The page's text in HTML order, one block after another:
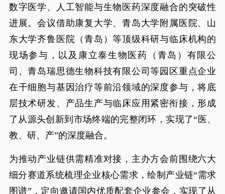
数字医学、人工智能与生物医药深度融合的突破性
进展。会议借助康复大学、青岛大学附属医院、山
东大学齐鲁医院（青岛）等顶级科研与临床机构的
现场参与，以及康立泰生物医药（青岛）有限公
司、青岛瑞思德生物科技有限公司等园区重点企业
在干细胞与基因治疗等前沿领域的深度参与，将底
层技术研发、产品生产与临床应用紧密衔接，形成
了从源头创新到市场终端的完整闭环，实现了“医、
教、研、产”的深度融合。
为推动产业链供需精准对接，主办方会前围绕六大
细分赛道系统梳理企业核心需求，绘制产业链“需求
图谱”，定向邀请国内优质配套企业参会，实现了从